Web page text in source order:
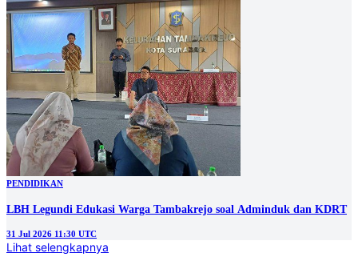
PENDIDIKAN
LBH Legundi Edukasi Warga Tambakrejo soal Adminduk dan KDRT
31 Jul 2026 11:30 UTC
Lihat selengkapnya